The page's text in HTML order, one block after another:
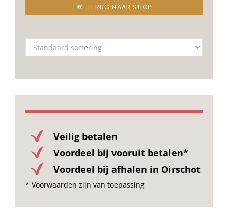
TERUG NAAR SHOP
Veilig betalen
Voordeel bij vooruit betalen*
Voordeel bij afhalen in Oirschot
* Voorwaarden zijn van toepassing